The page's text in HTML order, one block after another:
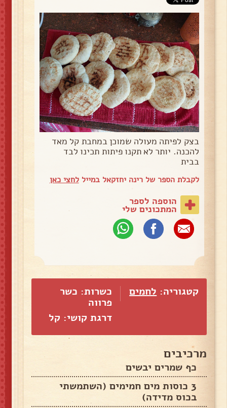
בצק לפיתה מעולה שמוכן במחבת קל מאד
להכנה. יותר לא תקנו פיתות תכינו לבד
בבית
לקבלת הספר של רינה יחזקאל במייללחצי כאן
הוספה לספר
המתכונים שלי
קטגוריה: לחמים
כשרות: כשר
פרווה
דרגת קושי: קל
מרכיבים
כף שמרים יבשים
3 כוסות מים חמימים (השתמשתי
בכוס מדידה)